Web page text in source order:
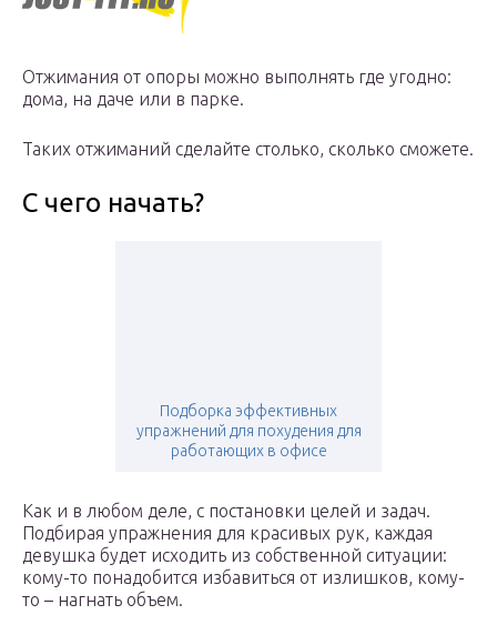
Отжимания от опоры можно выполнять где угодно:
дома, на даче или в парке.
Таких отжиманий сделайте столько, сколько сможете.
С чего начать?
Подборка эффективных
упражнений для похудения для
работающих в офисе
Как и в любом деле, с постановки целей и задач.
Подбирая упражнения для красивых рук, каждая
девушка будет исходить из собственной ситуации:
кому-то понадобится избавиться от излишков, кому-
то – нагнать объем.